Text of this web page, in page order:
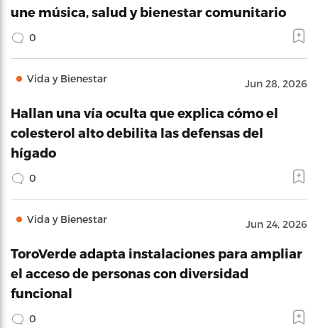
une música, salud y bienestar comunitario
0
Vida y Bienestar Jun 28, 2026
Hallan una vía oculta que explica cómo el
colesterol alto debilita las defensas del
hígado
0
Vida y Bienestar Jun 24, 2026
ToroVerde adapta instalaciones para ampliar
el acceso de personas con diversidad
funcional
0